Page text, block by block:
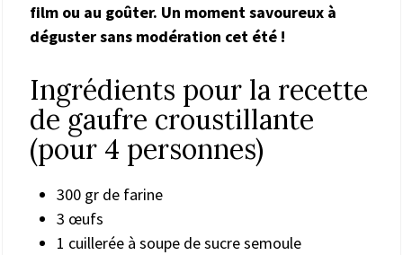
film ou au goûter. Un moment savoureux à
déguster sans modération cet été !
Ingrédients pour la recette
de gaufre croustillante
(pour 4 personnes)
300 gr de farine
3 œufs
1 cuillerée à soupe de sucre semoule